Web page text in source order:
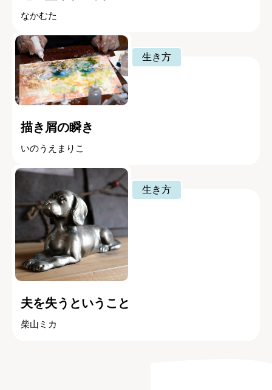
なかむた
生き方
描き屑の瞬き
いのうえまりこ
生き方
夫を失うということ
柴山ミカ